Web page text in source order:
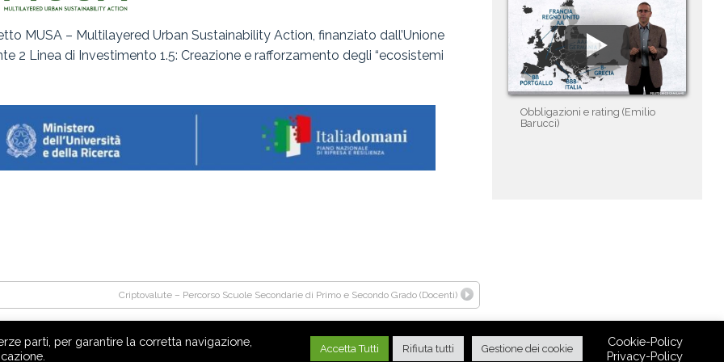
MUSA – Multilayered Urban Sustainability Action, finanziato dall’Unione
2 Linea di Investimento 1.5: Creazione e rafforzamento degli “ecosistemi
Criptovalute – Percorso Scuole Secondarie di Primo e Secondo Grado (Docenti)
Obbligazioni e rating (Emilio
Barucci)
parti, per garantire la corretta navigazione,
Accetta Tutti Rifiuta tutti Gestione dei cookie
Cookie-Policy
Privacy-Policy